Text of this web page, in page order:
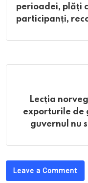
perioadei, plăți
participanți,
Lecția
exporturile de
guvernul nu
Leave a Comment